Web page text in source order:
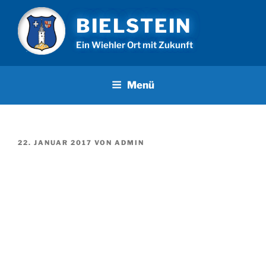
Inhalt
springen
BIELSTEIN
Ein Wiehler Ort mit Zukunft
Menü
VERÖFFENTLICHT
22. JANUAR 2017 VON ADMIN